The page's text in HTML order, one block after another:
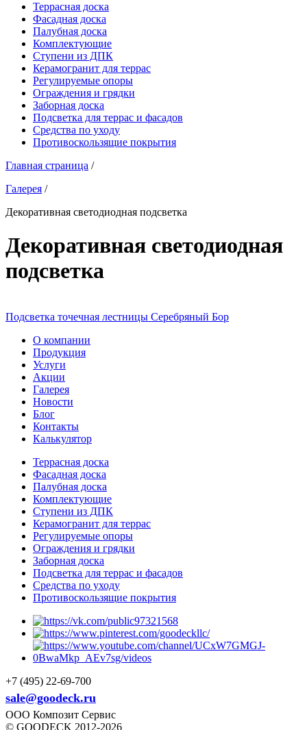
Террасная доска
Фасадная доска
Палубная доска
Комплектующие
Ступени из ДПК
Керамогранит для террас
Регулируемые опоры
Ограждения и грядки
Заборная доска
Подсветка для террас и фасадов
Средства по уходу
Противоскользящие покрытия
Главная страница /
Галерея /
Декоративная светодиодная подсветка
Декоративная светодиодная
подсветка
Подсветка точечная лестницы Серебряный Бор
О компании
Продукция
Услуги
Акции
Галерея
Новости
Блог
Контакты
Калькулятор
Террасная доска
Фасадная доска
Палубная доска
Комплектующие
Ступени из ДПК
Керамогранит для террас
Регулируемые опоры
Ограждения и грядки
Заборная доска
Подсветка для террас и фасадов
Средства по уходу
Противоскользящие покрытия
+7 (495) 22-69-700
sale@goodeck.ru
ООО Композит Сервис
© GOODECK 2012-2026